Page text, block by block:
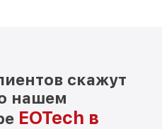
скажут
нашем
EOTech в